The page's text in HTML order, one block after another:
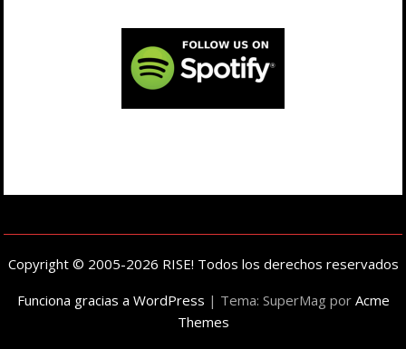
Copyright © 2005-2026 RISE! Todos los derechos reservados
Funciona gracias a WordPress | Tema: SuperMag por Acme
Themes